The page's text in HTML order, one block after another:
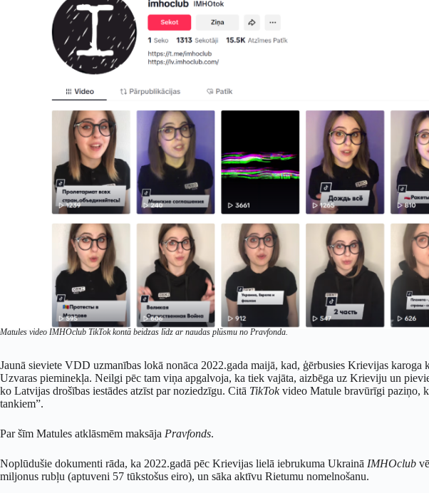
Matules video IMHOclub TikTok kontā beidzas līdz ar naudas plūsmu no Pravfonda.
Jaunā sieviete VDD uzmanības lokā nonāca 2022.gada maijā, kad, ģērbusies Krievijas karoga
Uzvaras pieminekļa. Neilgi pēc tam viņa apgalvoja, ka tiek vajāta, aizbēga uz Krieviju un
ko Latvijas drošības iestādes atzīst par noziedzīgu. Citā TikTokvideo Matule bravūrīgi paziņo,
tankiem”.
Par šīm Matules atklāsmēm maksāja Pravfonds.
Noplūdušie dokumenti rāda, ka 2022.gadā pēc Krievijas lielā iebrukuma Ukrainā IMHOclub
miljonus rubļu (aptuveni 57 tūkstošus eiro), un sāka aktīvu Rietumu nomelnošanu.